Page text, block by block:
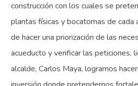
construcción con los cuales se
plantas físicas y bocatomas de cada
de hacer una priorización de las
acueducto y verificar las peticiones,
alcalde, Carlos Maya, logramos